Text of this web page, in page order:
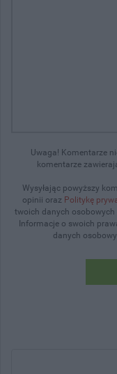
Uwaga! Komentarze
komentarze
Wysyłając powyższy
opinii oraz Politykę
twoich danych
Informacje o swoich
danych